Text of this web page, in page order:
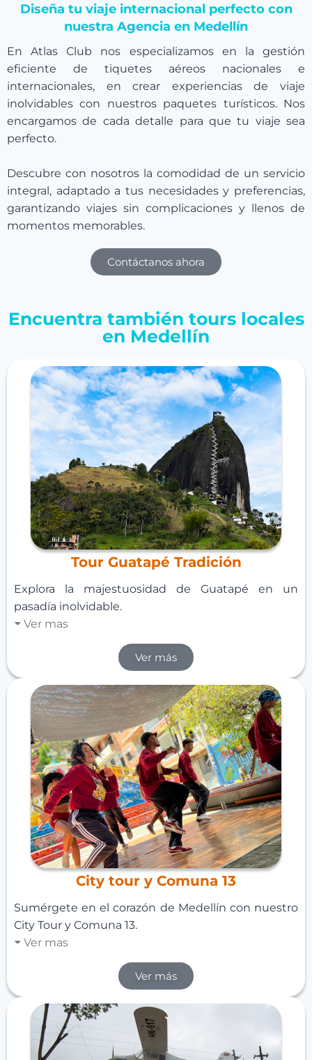
Diseña tu viaje internacional perfecto con
nuestra Agencia en Medellín
En Atlas Club nos especializamos en la gestión
eficiente de tiquetes aéreos nacionales e
internacionales, en crear experiencias de viaje
inolvidables con nuestros paquetes turísticos. Nos
encargamos de cada detalle para que tu viaje sea
perfecto.
Descubre con nosotros la comodidad de un servicio
integral, adaptado a tus necesidades y preferencias,
garantizando viajes sin complicaciones y llenos de
momentos memorables.
Contáctanos ahora
Encuentra también tours locales
en Medellín
Tour Guatapé Tradición
Explora la majestuosidad de Guatapé en un
pasadía inolvidable.
Ver mas
Ver más
City tour y Comuna 13
Sumérgete en el corazón de Medellín con nuestro
City Tour y Comuna 13.
Ver mas
Ver más